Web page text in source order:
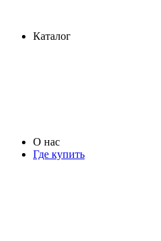
Каталог
О нас
Где купить